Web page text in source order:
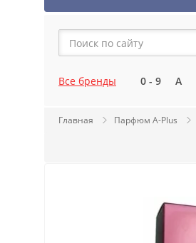
Все бренды 0 - 9 A
Главная Парфюм A-Plus